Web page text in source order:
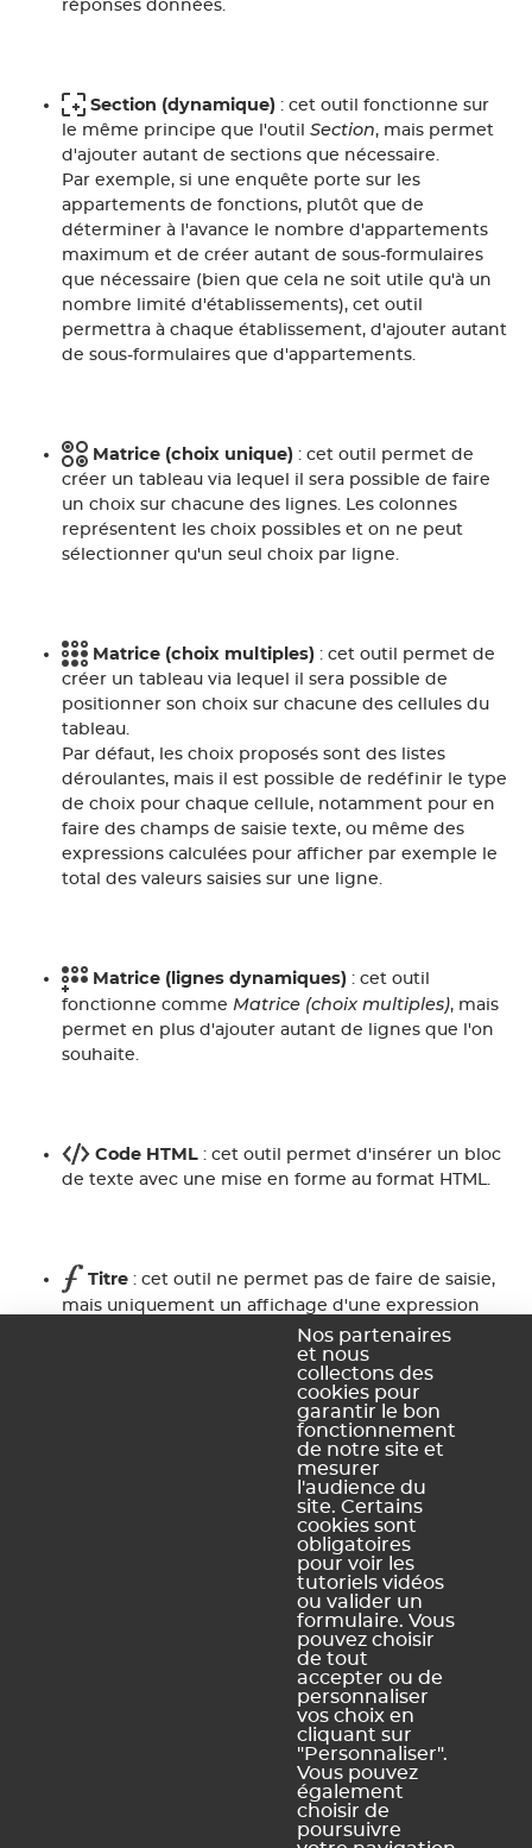
réponses données.
Section (dynamique) : cet outil fonctionne sur
le même principe que l'outil Section, mais permet
d'ajouter autant de sections que nécessaire.
Par exemple, si une enquête porte sur les
appartements de fonctions, plutôt que de
déterminer à l'avance le nombre d'appartements
maximum et de créer autant de sous-formulaires
que nécessaire (bien que cela ne soit utile qu'à un
nombre limité d'établissements), cet outil
permettra à chaque établissement, d'ajouter autant
de sous-formulaires que d'appartements.
Matrice (choix unique) : cet outil permet de
créer un tableau via lequel il sera possible de faire
un choix sur chacune des lignes. Les colonnes
représentent les choix possibles et on ne peut
sélectionner qu'un seul choix par ligne.
Matrice (choix multiples) : cet outil permet de
créer un tableau via lequel il sera possible de
positionner son choix sur chacune des cellules du
tableau.
Par défaut, les choix proposés sont des listes
déroulantes, mais il est possible de redéfinir le type
de choix pour chaque cellule, notamment pour en
faire des champs de saisie texte, ou même des
expressions calculées pour afficher par exemple le
total des valeurs saisies sur une ligne.
Matrice (lignes dynamiques) : cet outil
fonctionne comme Matrice (choix multiples), mais
permet en plus d'ajouter autant de lignes que l'on
souhaite.
Code HTML : cet outil permet d'insérer un bloc
de texte avec une mise en forme au format HTML.
Titre : cet outil ne permet pas de faire de saisie,
mais uniquement un affichage d'une expression
mathématique calculée automatiquement à partir
de valeurs saisies dans d'autres questions du
Ce contenu vous a été utile ?
Pas vraiment
https://docs.index-education.com/docs_fr/fr-pronote-
primaire-support-fiche-2899-8480-quels-sont-les-types-
de-questions-qu-on-peut-retrouver-dans-un-
formulaire.php
Nos partenaires
et nous
collectons des
cookies pour
garantir le bon
fonctionnement
de notre site et
mesurer
l'audience du
site. Certains
cookies sont
obligatoires
pour voir les
tutoriels vidéos
ou valider un
formulaire. Vous
pouvez choisir
de tout
accepter ou de
personnaliser
vos choix en
cliquant sur
"Personnaliser".
Vous pouvez
également
choisir de
poursuivre